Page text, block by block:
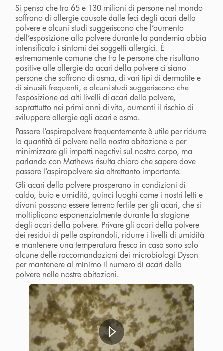
Si pensa che tra 65 e 130 milioni di persone nel mondo
soffrano di allergie causate dalle feci degli acari della
polvere e alcuni studi suggeriscono che l’aumento
dell’esposizione alla polvere durante la pandemia abbia
intensificato i sintomi dei soggetti allergici. È
estremamente comune che tra le persone che risultano
positive alle allergie da acari della polvere ci siano
persone che soffrono di asma, di vari tipi di dermatite e
di sinusiti frequenti, e alcuni studi suggeriscono che
l'esposizione ad alti livelli di acari della polvere,
soprattutto nei primi anni di vita, aumenti il rischio di
sviluppare allergie agli acari e asma.
Passare l’aspirapolvere frequentemente è utile per ridurre
la quantità di polvere nella nostra abitazione e per
minimizzare gli impatti negativi sul nostro corpo, ma
parlando con Mathews risulta chiaro che sapere dove
passare l’aspirapolvere sia altrettanto importante.
Gli acari della polvere prosperano in condizioni di
caldo, buio e umidità, quindi luoghi come i nostri letti e
divani possono essere terreno fertile per gli acari, che si
moltiplicano esponenzialmente durante la stagione
degli acari della polvere. Privare gli acari della polvere
dei residui di pelle aspirandoli, ridurre i livelli di umidità
e mantenere una temperatura fresca in casa sono solo
alcune delle raccomandazioni dei microbiologi Dyson
per mantenere al minimo il numero di acari della
polvere nelle nostre abitazioni.